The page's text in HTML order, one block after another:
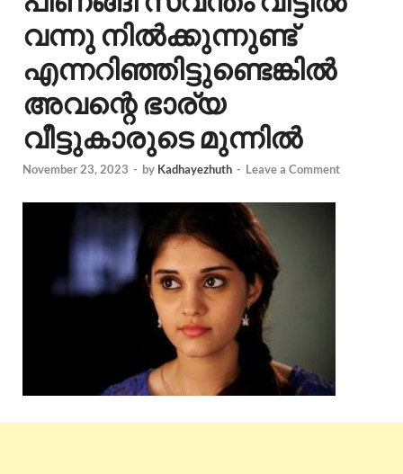
വന്നു നിൽക്കുന്നുണ്ട്
എന്നറിഞ്ഞിട്ടുണ്ടെങ്കിൽ
അവന്റെ ഭാര്യ
വീട്ടുകാരുടെ മുന്നിൽ
November 23, 2023 - by Kadhayezhuth - Leave a Comment